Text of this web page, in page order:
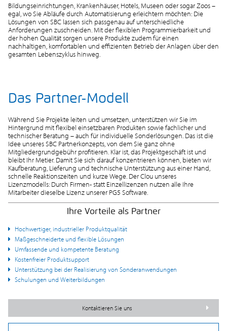
Bildungseinrichtungen, Krankenhäuser, Hotels, Museen oder sogar Zoos –
egal, wo Sie Abläufe durch Automatisierung erleichtern möchten: Die
Lösungen von SBC lassen sich passgenau auf unterschiedliche
Anforderungen zuschneiden. Mit der flexiblen Programmierbarkeit und
der hohen Qualität sorgen unsere Produkte zudem für einen
nachhaltigen, komfortablen und effizienten Betrieb der Anlagen über den
gesamten Lebenszyklus hinweg.
Das Partner-Modell
Während Sie Projekte leiten und umsetzen, unterstützen wir Sie im
Hintergrund mit flexibel einsetzbaren Produkten sowie fachlicher und
technischer Beratung – auch für individuelle Sonderlösungen. Das ist die
Idee unseres SBC Partnerkonzepts, von dem Sie ganz ohne
Mitgliedergrundgebühr profitieren. Klar ist, das Projektgeschäft ist und
bleibt Ihr Metier. Damit Sie sich darauf konzentrieren können, bieten wir
Kaufberatung, Lieferung und technische Unterstützung aus einer Hand,
schnelle Reaktionszeiten und kurze Wege. Der Clou unseres
Lizenzmodells: Durch Firmen- statt Einzellizenzen nutzen alle Ihre
Mitarbeiter dieselbe Lizenz unserer PG5 Software.
Ihre Vorteile als Partner
Hochwertiger, industrieller Produktqualität
Maßgeschneiderte und flexible Lösungen
Umfassende und kompetente Beratung
Kostenfreier Produktsupport
Unterstützung bei der Realisierung von Sonderanwendungen
Schulungen und Weiterbildungen
Kontaktieren Sie uns